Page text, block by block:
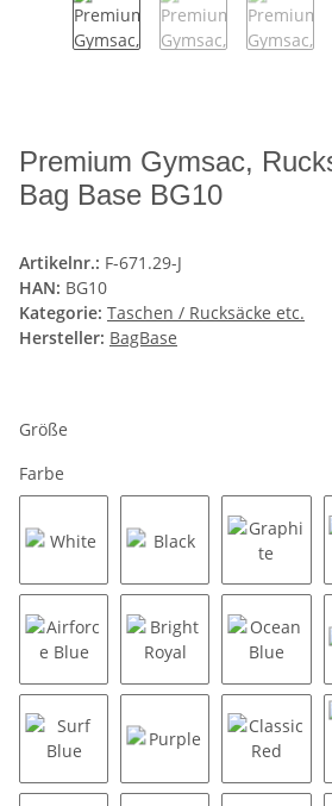
Premium Gymsac,
Bag Base BG10
Artikelnr.: F-671.29-J
HAN: BG10
Kategorie: Taschen / Rucksäcke etc.
Hersteller: BagBase
Größe
Farbe
White Black
Airforce BlueBright Royal Ocean
Surf Blue Purple Classic